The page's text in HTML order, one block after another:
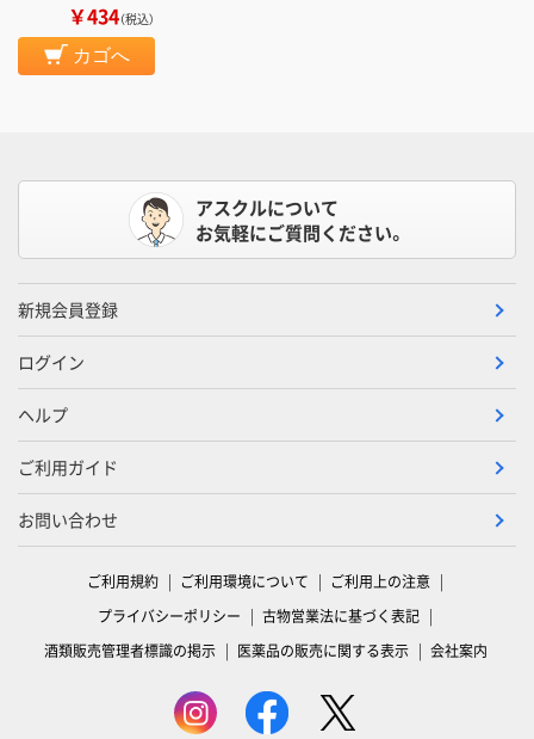
￥434（税込）
カゴへ
アスクルについて
お気軽にご質問ください。
新規会員登録
ログイン
ヘルプ
ご利用ガイド
お問い合わせ
ご利用規約 ご利用環境について
ご利用上の注意
プライバシーポリシー
古物営業法に基づく表記
酒類販売管理者標識の掲示
医薬品の販売に関する表示 会社案内